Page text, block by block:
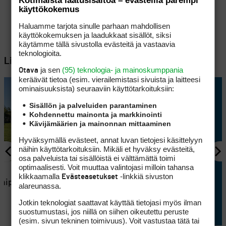
Lisää aiheesta
HEININ GOLFKOULU
Heinin golfkoulu: ulos
käyttökokemus
Haluamme tarjota sinulle parhaan mahdollisen
käyttökokemuksen ja laadukkaat sisällöt, siksi
käytämme tällä sivustolla evästeitä ja vastaavia
teknologioita.
Otava ja sen (95) teknologia- ja mainoskumppania
keräävät tietoa (esim. vierailemis­tasi sivuista ja laitteesi
ominaisuuk­sista) seuraaviin käyttötarkoituksiin:
Sisällön ja palveluiden parantaminen
Kohdennettu mainonta ja markkinointi
Kävijämäärien ja mainonnan mittaaminen
Hyväksymällä evästeet, annat luvan tietojesi käsittelyyn
näihin käyttötarkoituksiin. Mikäli et hyväksy evästeitä,
osa palveluista tai sisällöistä ei välttämättä toimi
optimaalisesti. Voit muuttaa valintojasi milloin tahansa
klikkaamalla Evästeasetukset -linkkiä sivuston
alareunassa.
Jotkin teknologiat saattavat käyttää tietojasi myös ilman
suostumustasi, jos niillä on siihen oikeutettu peruste
(esim. sivun tekninen toimivuus). Voit vastustaa tätä tai